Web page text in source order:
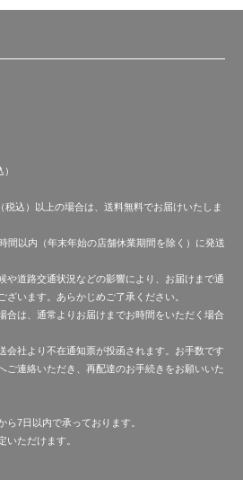
税込）以上の場合は、送料無料でお届けいたしま
間以内（年末年始の店舗休業期間を除く）に発送
や道路交通状況などの影響により、お届けまで通
います。あらかじめご了承ください。
合は、通常よりお届けまでお時間をいただく場合
会社より不在通知票が投函されます。お手数です
ご連絡いただき、再配達のお手続きをお願いいた
ら7日以内で承っております。
いただけます。